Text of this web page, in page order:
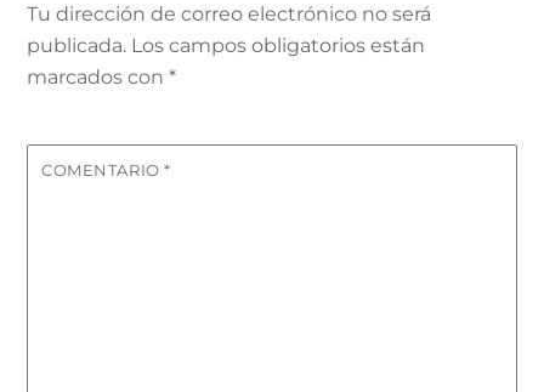
Tu dirección de correo electrónico no será
publicada. Los campos obligatorios están
marcados con*
COMENTARIO*